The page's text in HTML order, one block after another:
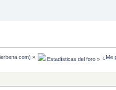
» Estadísticas del foro» ¿Me